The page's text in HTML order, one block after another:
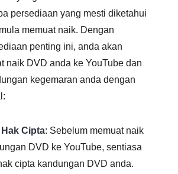
persediaan yang mesti diketahui
memuat naik. Dengan
penting ini, anda akan
naik DVD anda ke YouTube dan
kegemaran anda dengan
Cipta: Sebelum memuat naik
DVD ke YouTube, sentiasa
cipta kandungan DVD anda.